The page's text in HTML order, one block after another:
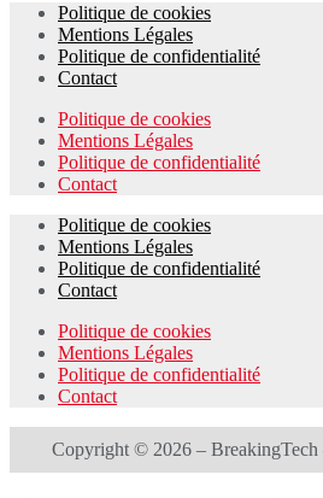
Politique de cookies
Mentions Légales
Politique de confidentialité
Contact
Politique de cookies
Mentions Légales
Politique de confidentialité
Contact
Politique de cookies
Mentions Légales
Politique de confidentialité
Contact
Politique de cookies
Mentions Légales
Politique de confidentialité
Contact
Copyright © 2026 – BreakingTech